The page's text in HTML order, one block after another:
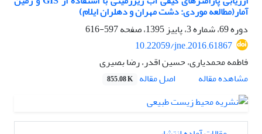
آمار(مطالعه موردی: دشت مهران و دهلران ایلام)
دوره 69، شماره 3، پاییز 1395، صفحه
597-616
10.22059/jne.2016.61867
فاطمه محمدیاری، حسین اقدر، رضا بصیری
مشاهده مقاله
اصل مقاله 855.08 K